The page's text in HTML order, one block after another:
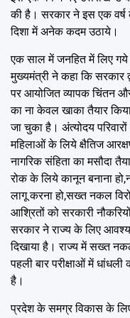
की है। सरकार ने इस एक वर्ष
दिशा में अनेक कदम उठाये।
एक साल में जनहित में लिए गये
मुख्यमंत्री ने कहा कि सरकार
पर आयोजित व्यापक चिंतन और
का ना केवल खाका तैयार
जा चुका है। अंत्योदय
महिलाओं के लिये क्षैतिज
नागरिक संहिता का मसौदा
रोक के लिये कानून बनाना
लागू करना हो,सख्त नकल
आश्रितों को सरकारी
सरकार ने राज्य के लिए
दिखाया है। राज्य में सख्त
पहली बार परीक्षाओं में
है।
प्रदेश के समग्र विकास के लिए